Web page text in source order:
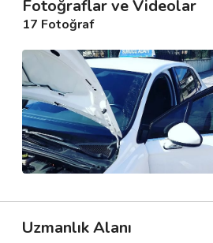
Fotoğraflar ve Videolar
17 Fotoğraf
Uzmanlık Alanı